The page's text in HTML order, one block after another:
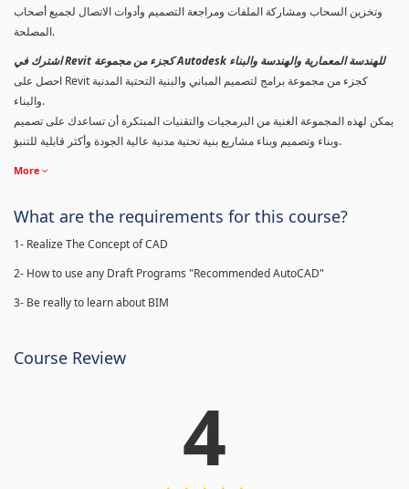
وتخزين السحاب ومشاركة الملفات ومراجعة التصميم وأدوات الاتصال لجميع أصحاب
المصلحة.
اشترك في Revit كجزء من مجموعة Autodesk للهندسة المعمارية والهندسة والبناء
احصل على Revit كجزء من مجموعة برامج لتصميم المباني والبنية التحتية المدنية
والبناء.
يمكن لهذه المجموعة الغنية من البرمجيات والتقنيات المبتكرة أن تساعدك على تصميم
وبناء وتصميم وبناء مشاريع بنية تحتية مدنية عالية الجودة وأكثر قابلية للتنبؤ.
More
What are the requirements for this course?
1- Realize The Concept of CAD
2- How to use any Draft Programs "Recommended AutoCAD"
3- Be really to learn about BIM
Course Review
4